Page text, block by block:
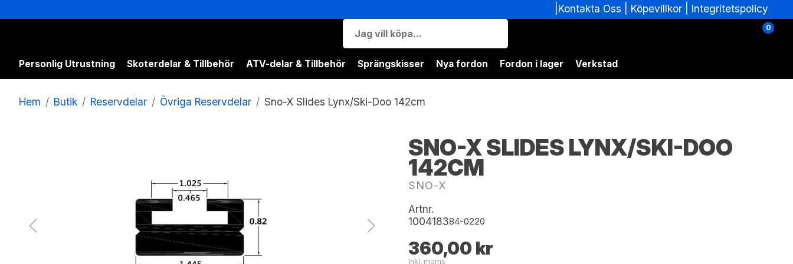
Köpevillkor| Integritetspolicy
0
Personlig Utrustning Skoterdelar & Tillbehör ATV-delar & Tillbehör Sprängskisser Nya fordon Fordon i lager Verkstad
Hem Butik Reservdelar Övriga Reservdelar Sno-X Slides Lynx/Ski-Doo 142cm
SNO-X SLIDES LYNX/SKI-DOO
142CM
SNO-X
Artnr.
100418384-0220
360,00 kr
Inkl. moms